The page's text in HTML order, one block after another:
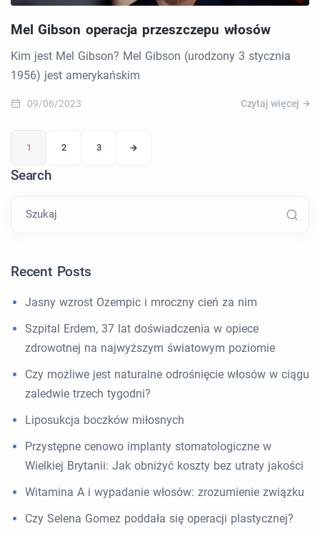
Mel Gibson operacja przeszczepu włosów
Kim jest Mel Gibson? Mel Gibson (urodzony 3 stycznia
1956) jest amerykańskim
09/06/2023 Czytaj więcej
1 2 3
Search
Szukaj
Recent Posts
Jasny wzrost Ozempic i mroczny cień za nim
Szpital Erdem, 37 lat doświadczenia w opiece
zdrowotnej na najwyższym światowym poziomie
Czy możliwe jest naturalne odrośnięcie włosów w ciągu
zaledwie trzech tygodni?
Liposukcja boczków miłosnych
Przystępne cenowo implanty stomatologiczne w
Wielkiej Brytanii: Jak obniżyć koszty bez utraty jakości
Witamina A i wypadanie włosów: zrozumienie związku
Czy Selena Gomez poddała się operacji plastycznej?